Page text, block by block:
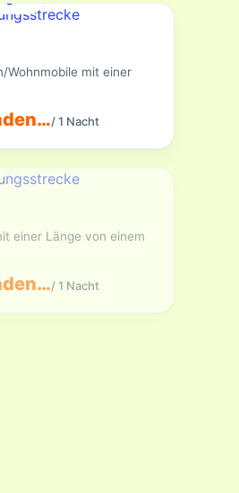
Wohnmobile mit einer
/ 1 Nacht
einer Länge von einem
/ 1 Nacht